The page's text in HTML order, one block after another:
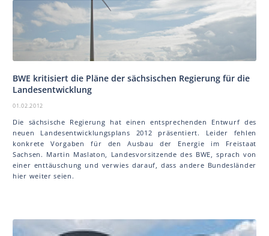
BWE kritisiert die Pläne der sächsischen Regierung für die
Landesentwicklung
01.02.2012
Die sächsische Regierung hat einen entsprechenden Entwurf des
neuen Landesentwicklungsplans 2012 präsentiert. Leider fehlen
konkrete Vorgaben für den Ausbau der Energie im Freistaat
Sachsen. Martin Mas la ton, Landesvorsitzende des BWE, sprach von
einer enttäuschung und verwies darauf, dass andere Bundesländer
hier weiter seien.